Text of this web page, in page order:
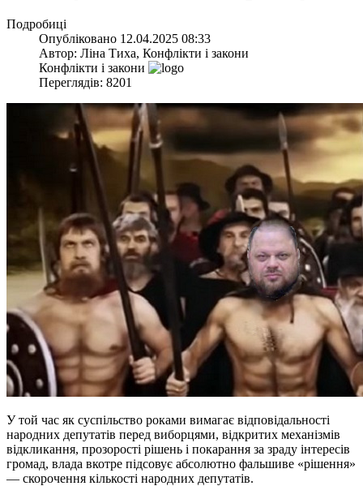
Подробиці
Опубліковано 12.04.2025 08:33
Автор: Ліна Тиха, Конфлікти і закони
Конфлікти і закони
Переглядів: 8201
У той час як суспільство роками вимагає відповідальності
народних депутатів перед виборцями, відкритих механізмів
відкликання, прозорості рішень і покарання за зраду інтересів
громад, влада вкотре підсовує абсолютно фальшиве «рішення»
— скорочення кількості народних депутатів.